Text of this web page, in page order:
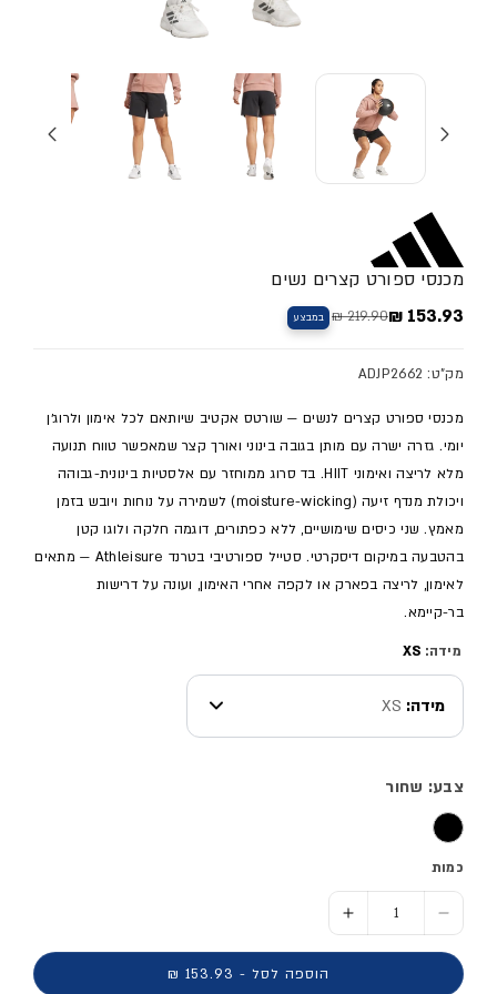
מכנסי ספורט קצרים נשים
מחיר מבצע
153.93 ₪
מחיר מלא 219.90 ₪ במבצע
מק"ט: ADJP2662
מכנסי ספורט קצרים לנשים — שורטס אקטיב שיותאם לכל אימון ולרוג׳ן
יומי. גזרה ישרה עם מותן בגובה בינוני ואורך קצר שמאפשר טווח תנועה
מלא לריצה ואימוני HIIT. בד סרוג ממוחזר עם אלסטיות בינונית-גבוהה
ויכולת מנדף זיעה (moisture-wicking) לשמירה על נוחות ויובש בזמן
מאמץ. שני כיסים שימושיים, ללא כפתורים, דוגמה חלקה ולוגו קטן
בהטבעה במיקום דיסקרטי. סטייל ספורטיבי בטרנד Athleisure — מתאים
לאימון, לריצה בפארק או לקפה אחרי האימון, ועונה על דרישות
בר-קיימא.
מידה: XS
מידה: XS
צבע: שחור
כמות
הסר כמות ל- מכנסי ספורט קצרים נשים
הוסף כמות ל- מכנסי ספורט קצרים נשים
הוספה לסל - 153.93 ₪